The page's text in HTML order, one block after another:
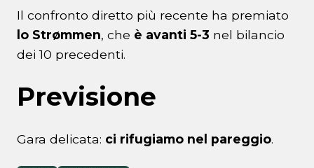
Il confronto diretto più recente ha premiato
lo Strømmen, che è avanti 5-3 nel bilancio
dei 10 precedenti.
Previsione
Gara delicata: ci rifugiamo nel pareggio.